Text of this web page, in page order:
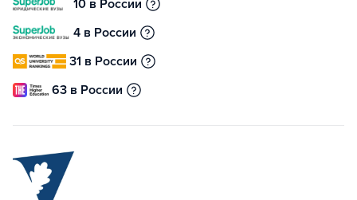
10 в России
4 в России
31 в России
63 в России